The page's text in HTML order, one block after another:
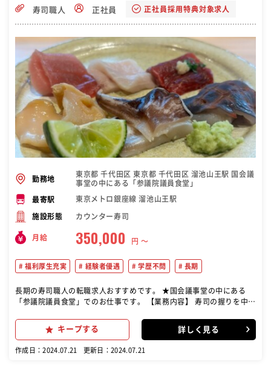
寿司職人 正社員 正社員採用特典対象求人
勤務地
東京都 千代田区 東京都 千代田区 溜池山王駅 国会議
事堂の中にある「参議院議員食堂」
最寄駅 東京メトロ銀座線 溜池山王駅
施設形態 カウンター寿司
月給 350,000 円 〜
福利厚生充実 経験者優遇 学歴不問 長期
長期の寿司職人の転職求人おすすめです。 ★国会議事堂の中にある
「参議院議員食堂」でのお仕事です。 【業務内容】 寿司の握りを中心
す！ ※9月末のオープンまでは、既存店舗『鮨 塩釜港 銀座 極』での
勤務となります。
キープする 詳しく見る
作成日：2024.07.21 更新日：2024.07.21